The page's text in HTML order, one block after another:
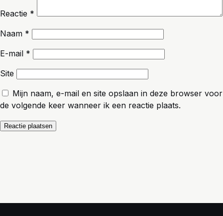
Reactie *
Naam *
E-mail *
Site
Mijn naam, e-mail en site opslaan in deze browser voor
de volgende keer wanneer ik een reactie plaats.